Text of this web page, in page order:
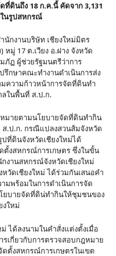
ดินถึง 18 ก.ค.นี้ คัดจาก 3,131
ในรูปสหกรณ์
นักงานบริษัท เชียงใหม่มิตร
มู่ 17 ต.เวียง อ.ฝาง จังหวัด
ภัฏ ผู้ช่วยรัฐมนตรีว่าการ
รึกษาคณะทำงานดำเนินการส่ง
ความก้าวหน้าการจัดที่ดินทำ
ในพื้นที่ ส.ป.ก.
มายตามนโยบายจัดที่ดินทำกิน
ป.ก. กรณีแปลงสวนส้มจังหวัด
ที่ดินจังหวัดเชียงใหม่ได้
ตั้งสหกรณ์การเกษตร ซึ่งในขั้น
งานสหกรณ์จังหวัดเชียงใหม่
วัดเชียงใหม่ ได้ร่วมกันเสนอคำ
มพร้อมในการดำเนินการจัด
ยบายจัดที่ดิน่ทำกินให้ชุมชนของ
งใหม่
ได้ลงนามในคำสั่งแต่งตั้งเมื่อ
รเกี่ยวกับการตรวจสอบกฎหมาย
ดตั้งสหกรณ์การเกษตรในเขต